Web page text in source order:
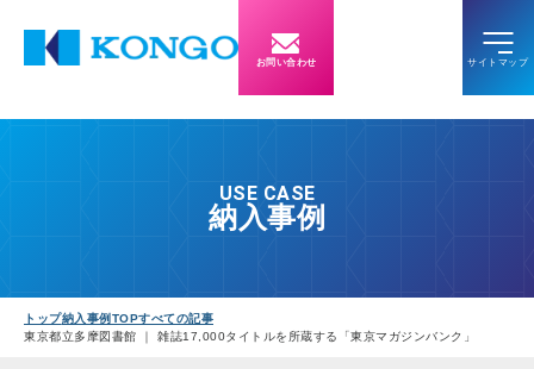
お問い合わせ
USE CASE
納入事例
トップ納入事例TOPすべての記事
東京都立多摩図書館 ｜ 雑誌17,000タイトルを所蔵する「東京マガジンバンク」